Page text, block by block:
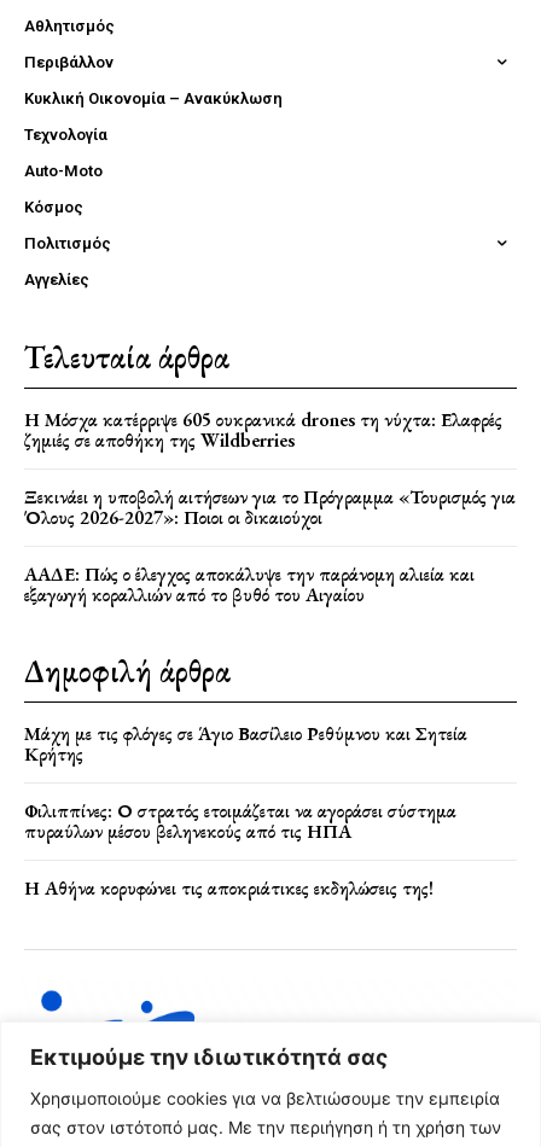
Εκτιμούμε την ιδιωτικότητά σας
Χρησιμοποιούμε cookies για να βελτιώσουμε την εμπειρία
σας στον ιστότοπό μας. Με την περιήγηση ή τη χρήση των
Αθλητισμός
Περιβάλλον
Κυκλική Οικονομία – Ανακύκλωση
Τεχνολογία
Auto-Moto
Κόσμος
Πολιτισμός
Αγγελίες
Τελευταία άρθρα
Η Μόσχα κατέρριψε 605 ουκρανικά drones τη νύχτα: Ελαφρές
ζημιές σε αποθήκη της Wildberries
Ξεκινάει η υποβολή αιτήσεων για το Πρόγραμμα «Τουρισμός για
Όλους 2026-2027»: Ποιοι οι δικαιούχοι
ΑΑΔΕ: Πώς ο έλεγχος αποκάλυψε την παράνομη αλιεία και
εξαγωγή κοραλλιών από το βυθό του Αιγαίου
Δημοφιλή άρθρα
Μάχη με τις φλόγες σε Άγιο Βασίλειο Ρεθύμνου και Σητεία
Κρήτης
Φιλιππίνες: Ο στρατός ετοιμάζεται να αγοράσει σύστημα
πυραύλων μέσου βεληνεκούς από τις ΗΠΑ
Η Αθήνα κορυφώνει τις αποκριάτικες εκδηλώσεις της!